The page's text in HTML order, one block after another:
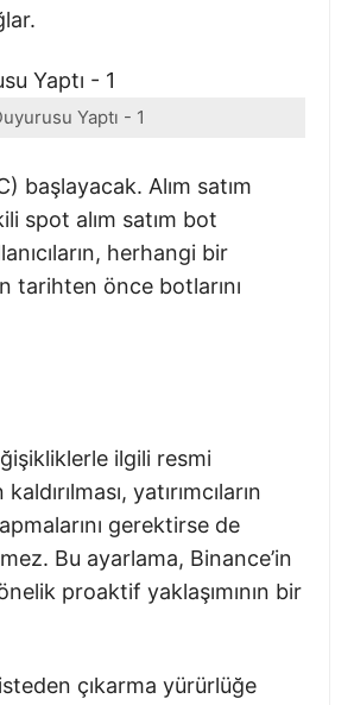
Yaptı - 1
başlayacak. Alım satım
spot alım satım bot
herhangi bir
tarihten önce botlarını
ilgili resmi
yatırımcıların
gerektirse de
Bu ayarlama, Binance’in
proaktif yaklaşımının bir
çıkarma yürürlüğe